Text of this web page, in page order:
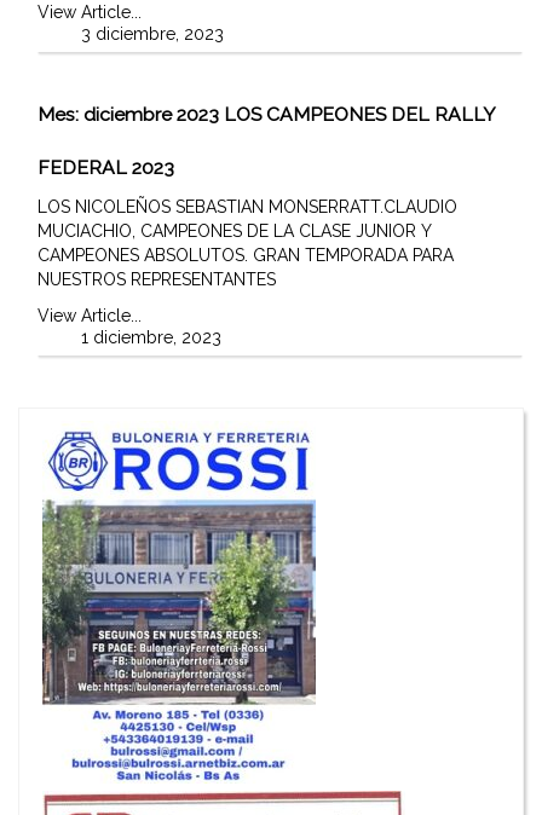
View Article...
3 diciembre, 2023
Mes: diciembre 2023 LOS CAMPEONES DEL RALLY
FEDERAL 2023
LOS NICOLEÑOS SEBASTIAN MONSERRATT.CLAUDIO
MUCIACHIO, CAMPEONES DE LA CLASE JUNIOR Y
CAMPEONES ABSOLUTOS. GRAN TEMPORADA PARA
NUESTROS REPRESENTANTES
View Article...
1 diciembre, 2023